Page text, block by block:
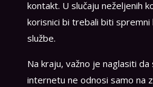
kontakt. U slučaju neželjenih
korisnici bi trebali biti
službe.
Na kraju, važno je naglasiti
internetu ne odnosi samo na